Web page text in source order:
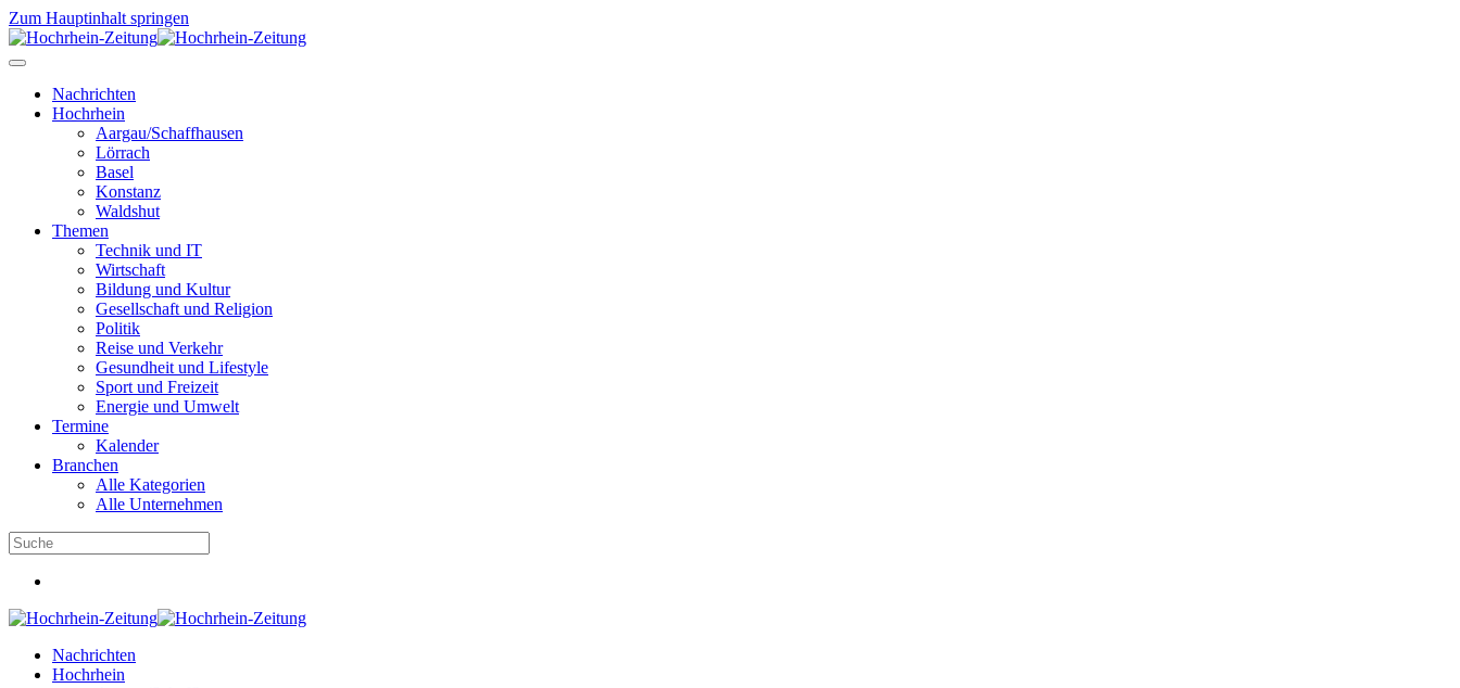
Zum Hauptinhalt springen
Nachrichten
Hochrhein
Aargau/Schaffhausen
Lörrach
Basel
Konstanz
Waldshut
Themen
Technik und IT
Wirtschaft
Bildung und Kultur
Gesellschaft und Religion
Politik
Reise und Verkehr
Gesundheit und Lifestyle
Sport und Freizeit
Energie und Umwelt
Termine
Kalender
Branchen
Alle Kategorien
Alle Unternehmen
Nachrichten
Hochrhein